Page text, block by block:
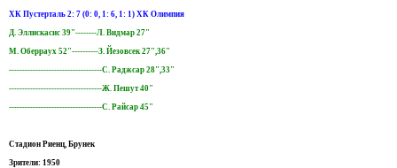
ХК Пустерталь 2: 7 (0: 0, 1: 6, 1: 1) ХК Олимпия
Д. Эллискасис 39"--------Л. Видмар 27"
М. Оберраух 52"----------З. Йезовсек 27",36"
-----------------------------------С. Раджсар 28",33"
-----------------------------------Ж. Пешут 40"
-----------------------------------С. Райсар 45"
Стадион Риенц, Брунек
Зрители: 1950